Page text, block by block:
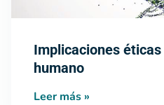
Implicaciones
humano
Leer más »